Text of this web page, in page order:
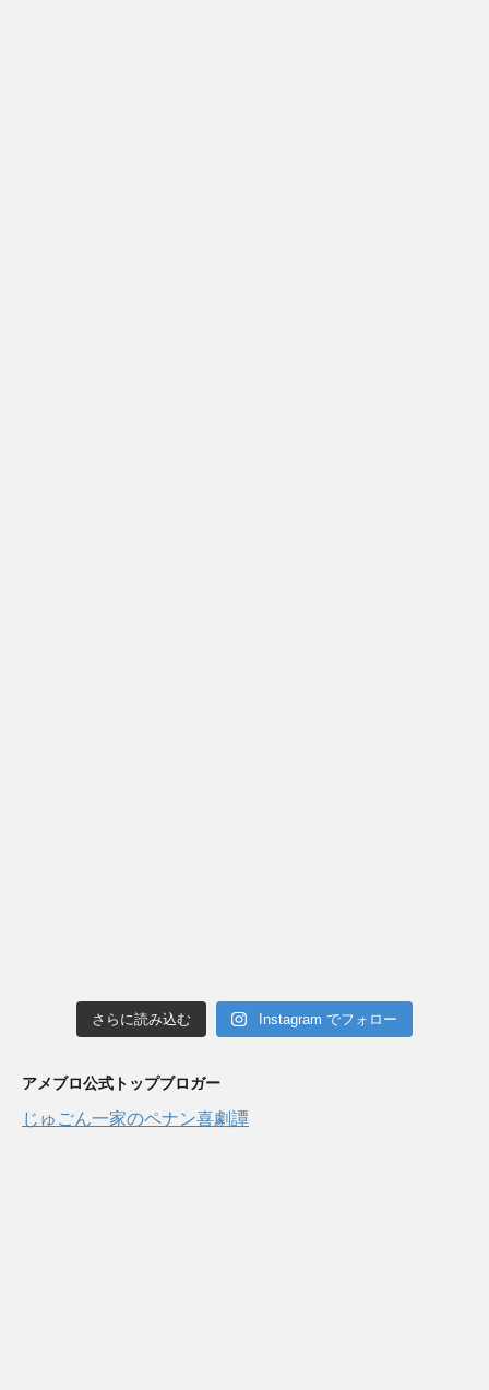
さらに読み込む Instagram でフォロー
アメブロ公式トップブロガー
じゅごん一家のペナン喜劇譚